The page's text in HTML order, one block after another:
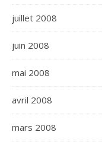
juillet 2008
juin 2008
mai 2008
avril 2008
mars 2008